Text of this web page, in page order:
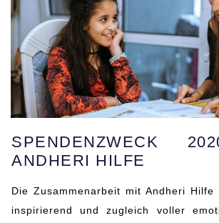
SPENDENZWECK
ANDHERI HILFE
Die Zusammenarbeit mit Andheri
inspirierend und zugleich voller